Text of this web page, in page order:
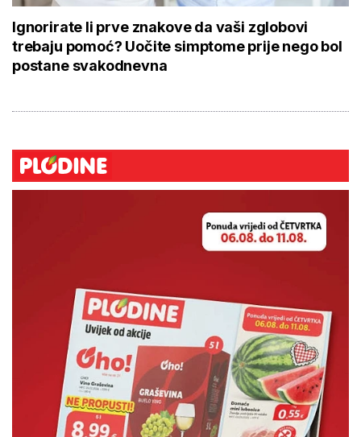
Ignorirate li prve znakove da vaši zglobovi
trebaju pomoć? Uočite simptome prije nego bol
postane svakodnevna